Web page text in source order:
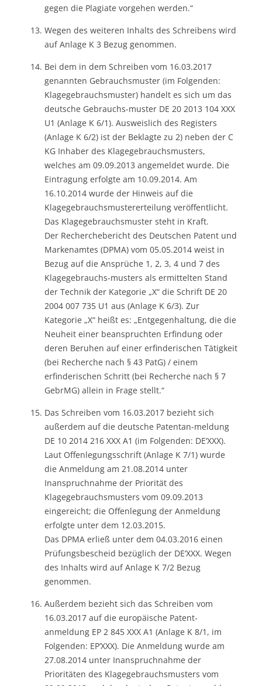
gegen die Plagiate vorgehen werden.“
Wegen des weiteren Inhalts des Schreibens wird
auf Anlage K 3 Bezug genommen.
Bei dem in dem Schreiben vom 16.03.2017
genannten Gebrauchsmuster (im Folgenden:
Klagegebrauchsmuster) handelt es sich um das
deutsche Gebrauchs-muster DE 20 2013 104 XXX
U1 (Anlage K 6/1). Ausweislich des Registers
(Anlage K 6/2) ist der Beklagte zu 2) neben der C
KG Inhaber des Klagegebrauchsmusters,
welches am 09.09.2013 angemeldet wurde. Die
Eintragung erfolgte am 10.09.2014. Am
16.10.2014 wurde der Hinweis auf die
Klagegebrauchsmustererteilung veröffentlicht.
Das Klagegebrauchsmuster steht in Kraft.
Der Recherchebericht des Deutschen Patent und
Markenamtes (DPMA) vom 05.05.2014 weist in
Bezug auf die Ansprüche 1, 2, 3, 4 und 7 des
Klagegebrauchs-musters als ermittelten Stand
der Technik der Kategorie „X“ die Schrift DE 20
2004 007 735 U1 aus (Anlage K 6/3). Zur
Kategorie „X“ heißt es: „Entgegenhaltung, die die
Neuheit einer beanspruchten Erfindung oder
deren Beruhen auf einer erfinderischen Tätigkeit
(bei Recherche nach § 43 PatG) / einem
erfinderischen Schritt (bei Recherche nach § 7
GebrMG) allein in Frage stellt.“
Das Schreiben vom 16.03.2017 bezieht sich
außerdem auf die deutsche Patentan-meldung
DE 10 2014 216 XXX A1 (im Folgenden: DE‘XXX).
Laut Offenlegungsschrift (Anlage K 7/1) wurde
die Anmeldung am 21.08.2014 unter
Inanspruchnahme der Priorität des
Klagegebrauchsmusters vom 09.09.2013
eingereicht; die Offenlegung der Anmeldung
erfolgte unter dem 12.03.2015.
Das DPMA erließ unter dem 04.03.2016 einen
Prüfungsbescheid bezüglich der DE‘XXX. Wegen
des Inhalts wird auf Anlage K 7/2 Bezug
genommen.
Außerdem bezieht sich das Schreiben vom
16.03.2017 auf die europäische Patent-
anmeldung EP 2 845 XXX A1 (Anlage K 8/1, im
Folgenden: EP‘XXX). Die Anmeldung wurde am
27.08.2014 unter Inanspruchnahme der
Prioritäten des Klagegebrauchsmusters vom